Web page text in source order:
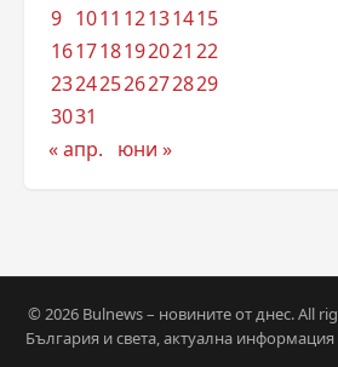
9 1011 12131415
161718192021 22
23242526272829
3031
« апр.
юни »
© 2026 Bulnews – новините от днес. All
България и света, актуална